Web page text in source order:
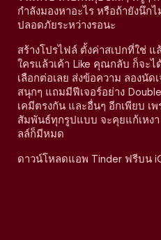
กำลังมองหาอะไร หรือถ้ายังนึก
ปลอดภัยระหว่างรอนะ
สร้างโปรไฟล์ ตั้งค่าสเปกที่ใช่
ใครแล้วเค้า Like คุณกลับ ก็จะ
เลือกต่อเลย ส่งข้อความ ลองนัด
สนุกๆ แถมมีฟีเจอร์อย่าง
เคมีตรงกัน และอื่นๆ อีกเพียบ เ
สัมพันธ์ทุกรูปแบบ จะคุยแก้เหง
ลล์ก็มีหมด
ดาวน์โหลดแอพ Tinder ฟรีบน